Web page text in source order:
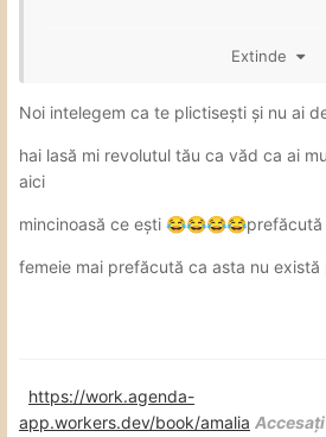
Extinde
Noi intelegem ca te plictisești și nu ai
hai lasă mi revolutul tău ca văd ca ai
aici
mincinoasă ce ești 😂😂😂😂prefăcută
femeie mai prefăcută ca asta nu există
https://work.agenda-
app.workers.dev/book/amalia Accesați